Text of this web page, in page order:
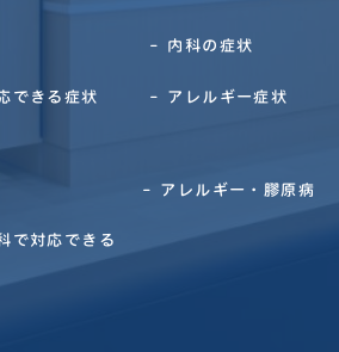
内科の症状
できる症状 アレルギー症状
アレルギー・膠原病
で対応できる